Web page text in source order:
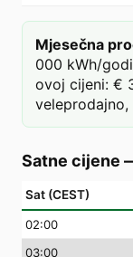
Mjesečna
000 kWh/
ovoj cijeni: €
Satne cijene
Sat (CEST)
02:00
03:00